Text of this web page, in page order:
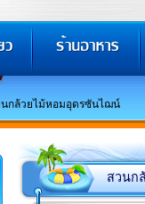
กล้วยไม้หอมอุดรซันไฌน์
สวนก